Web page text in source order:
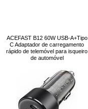
ACEFAST B12 60W USB-A+Tipo
C Adaptador de carregamento
rápido de telemóvel para isqueiro
de automóvel